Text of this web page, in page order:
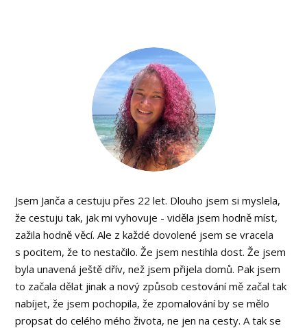
Jsem Janča a cestuju přes 22 let. Dlouho jsem si myslela,
že cestuju tak, jak mi vyhovuje - viděla jsem hodně míst,
zažila hodně věcí. Ale z každé dovolené jsem se vracela
s pocitem, že to nestačilo. Že jsem nestihla dost. Že jsem
byla unavená ještě dřív, než jsem přijela domů. Pak jsem
to začala dělat jinak a nový způsob cestování mě začal tak
nabíjet, že jsem pochopila, že zpomalování by se mělo
propsat do celého mého života, ne jen na cesty. A tak se